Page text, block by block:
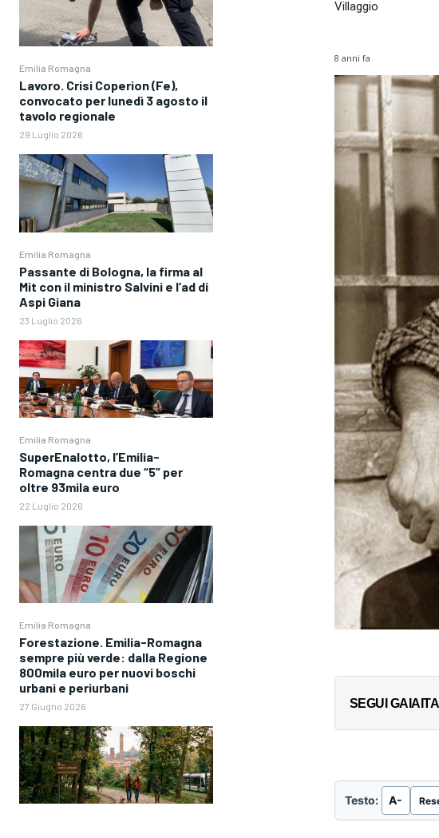
Emilia Romagna
Lavoro. Crisi Coperion (Fe),
convocato per lunedì 3 agosto il
tavolo regionale
29 Luglio 2026
Emilia Romagna
Passante di Bologna, la firma al
Mit con il ministro Salvini e l’ad di
Aspi Giana
23 Luglio 2026
Emilia Romagna
SuperEnalotto, l’Emilia-
Romagna centra due “5” per
oltre 93mila euro
22 Luglio 2026
Emilia Romagna
Forestazione. Emilia-Romagna
sempre più verde: dalla Regione
800mila euro per nuovi boschi
urbani e periurbani
27 Giugno 2026
Villaggio
8 anni fa
SEGUI
Testo: A-